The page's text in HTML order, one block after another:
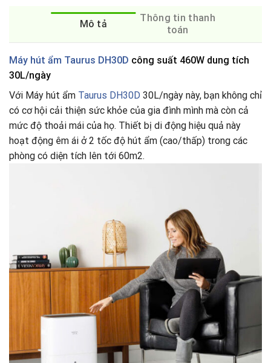
Mô tả
Thông tin thanh
toán
Máy hút ẩm Taurus DH30D công suất 460W dung tích
30L/ngày
Với Máy hút ẩm Taurus DH30D 30L/ngày này, bạn không chỉ
có cơ hội cải thiện sức khỏe của gia đình mình mà còn cả
mức độ thoải mái của họ. Thiết bị di động hiệu quả này
hoạt động êm ái ở 2 tốc độ hút ẩm (cao/thấp) trong các
phòng có diện tích lên tới 60m2.